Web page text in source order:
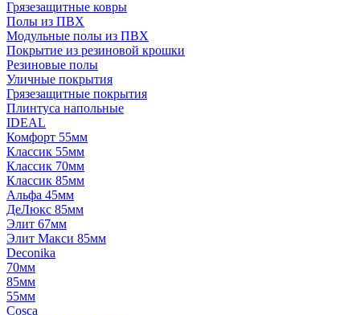
Грязезащитные ковры
Полы из ПВХ
Модульные полы из ПВХ
Покрытие из резиновой крошки
Резиновые полы
Уличные покрытия
Грязезащитные покрытия
Плинтуса напольные
IDEAL
Комфорт 55мм
Классик 55мм
Классик 70мм
Классик 85мм
Альфа 45мм
ДеЛюкс 85мм
Элит 67мм
Элит Макси 85мм
Deconika
70мм
85мм
55мм
Cosca